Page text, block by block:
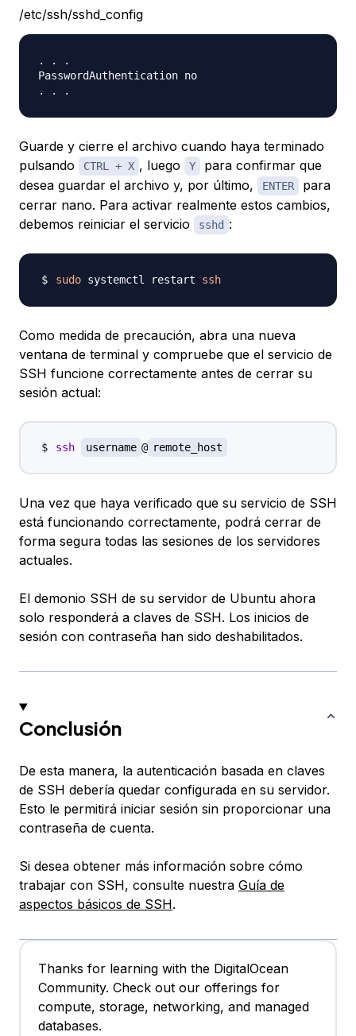
/etc/ssh/sshd_config
. . .
PasswordAuthentication no
Guarde y cierre el archivo cuando haya terminado
pulsando
CTRL + X , luego Y
para confirmar que
desea guardar el archivo y, por último,
ENTER
para
cerrar nano. Para activar realmente estos cambios,
debemos reiniciar el servicio
sshd :
sudo systemctl restart ssh
Como medida de precaución, abra una nueva
ventana de terminal y compruebe que el servicio de
SSH funcione correctamente antes de cerrar su
sesión actual:
ssh username @ remote_host
Una vez que haya verificado que su servicio de SSH
está funcionando correctamente, podrá cerrar de
forma segura todas las sesiones de los servidores
actuales.
El demonio SSH de su servidor de Ubuntu ahora
solo responderá a claves de SSH. Los inicios de
sesión con contraseña han sido deshabilitados.
Conclusión
De esta manera, la autenticación basada en claves
de SSH debería quedar configurada en su servidor.
Esto le permitirá iniciar sesión sin proporcionar una
contraseña de cuenta.
Si desea obtener más información sobre cómo
trabajar con SSH, consulte nuestra Guía de
aspectos básicos de SSH.
Thanks for learning with the DigitalOcean
Community. Check out our offerings for
compute, storage, networking, and managed
databases.